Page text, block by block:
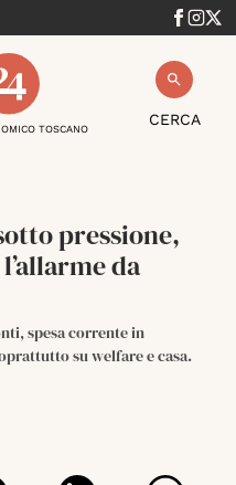
CERCA
TOSCANO
pressione,
da
spesa corrente in
su welfare e casa.